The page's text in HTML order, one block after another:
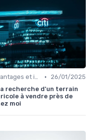
Avantages et inconvénients •
26/01/2025
recherche d'un terrain
à vendre près de
moi